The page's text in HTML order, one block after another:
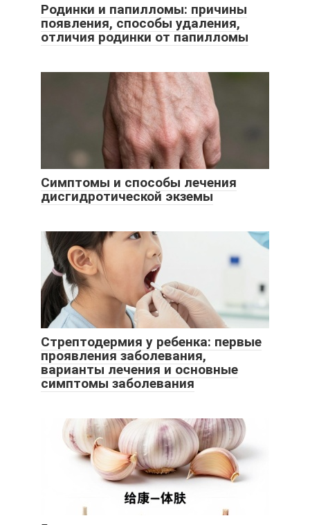
Родинки и папилломы: причины
появления, способы удаления,
отличия родинки от папилломы
Симптомы и способы лечения
дисгидротической экземы
Стрептодермия у ребенка: первые
проявления заболевания,
варианты лечения и основные
симптомы заболевания